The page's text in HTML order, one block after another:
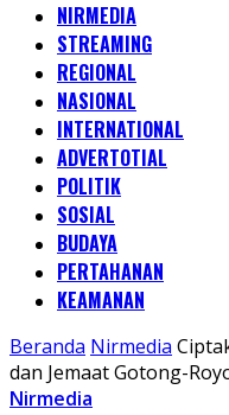
NIRMEDIA
STREAMING
REGIONAL
NASIONAL
INTERNATIONAL
ADVERTOTIAL
POLITIK
SOSIAL
BUDAYA
PERTAHANAN
KEAMANAN
Beranda Nirmedia
dan Jemaat Gotong-
Nirmedia